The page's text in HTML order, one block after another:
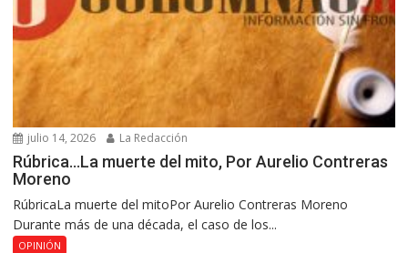
julio 14, 2026 La Redacción
Rúbrica…La muerte del mito, Por Aurelio Contreras
Moreno
RúbricaLa muerte del mitoPor Aurelio Contreras Moreno
Durante más de una década, el caso de los...
OPINIÓN